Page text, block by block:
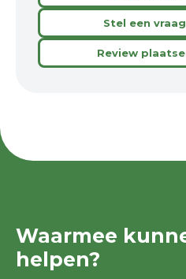
Stel een vraag
Review
Waarmee
helpen?